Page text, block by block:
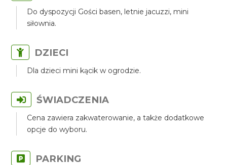
Do dyspozycji Gości basen, letnie jacuzzi, mini
siłownia.
DZIECI
Dla dzieci mini kącik w ogrodzie.
ŚWIADCZENIA
Cena zawiera zakwaterowanie, a także dodatkowe
opcje do wyboru.
PARKING